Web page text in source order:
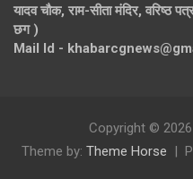
यादव चौक, राम-सीता मंदिर, वरिष्ठ
छग )
Mail Id -
Copyright © 2026
Theme by: Theme Horse